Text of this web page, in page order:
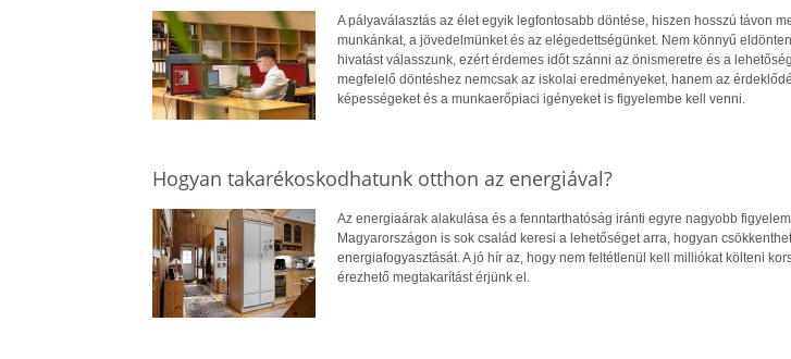
A pályaválasztás az élet egyik legfontosabb döntése, hiszen hosszú távon
munkánkat, a jövedelmünket és az elégedettségünket. Nem könnyű
hivatást válasszunk, ezért érdemes időt szánni az önismeretre és a
megfelelő döntéshez nemcsak az iskolai eredményeket, hanem az
képességeket és a munkaerőpiaci igényeket is figyelembe kell venni.
Hogyan takarékoskodhatunk otthon az energiával?
Az energiaárak alakulása és a fenntarthatóság iránti egyre nagyobb
Magyarországon is sok család keresi a lehetőséget arra, hogyan
energiafogyasztását. A jó hír az, hogy nem feltétlenül kell milliókat költeni
érezhető megtakarítást érjünk el.